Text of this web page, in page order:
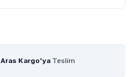
Aras Kargo'ya Teslim